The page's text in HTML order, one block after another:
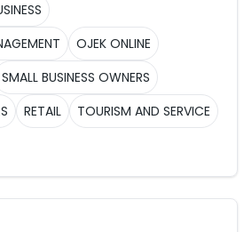
OJEK ONLINE
SMALL BUSINESS OWNERS
RETAIL
TOURISM AND SERVICE